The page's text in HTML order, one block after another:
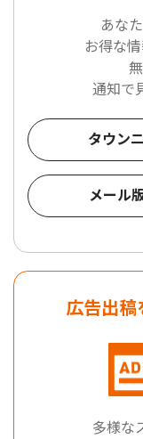
あな
お得な
通知で
タウン
メール
広告出稿
多様な